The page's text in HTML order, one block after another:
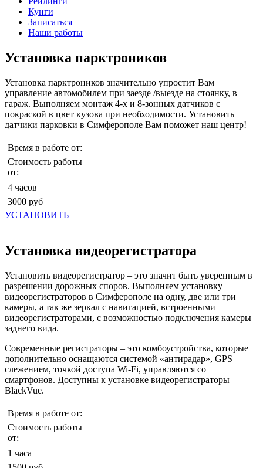
Кунги
Записаться
Наши работы
Установка парктроников
Установка парктроников значительно упростит Вам
управление автомобилем при заезде /выезде на стоянку, в
гараж. Выполняем монтаж 4-х и 8-зонных датчиков с
покраской в цвет кузова при необходимости. Установить
датчики парковки в Симферополе Вам поможет наш центр!
Время в работе от:
Стоимость работы
от:
4 часов
3000 руб
УСТАНОВИТЬ
Установка видеорегистратора
Установить видеорегистратор – это значит быть уверенным в
разрешении дорожных споров. Выполняем установку
видеорегистраторов в Симферополе на одну, две или три
камеры, а так же зеркал с навигацией, встроенными
видеорегистраторами, с возможностью подключения камеры
заднего вида.
Современные регистраторы – это комбоустройства, которые
дополнительно оснащаются системой «антирадар», GPS –
слежением, точкой доступа Wi-Fi, управляются со
смартфонов. Доступны к установке видеорегистраторы
BlackVue.
Время в работе от:
Стоимость работы
от:
1 часа